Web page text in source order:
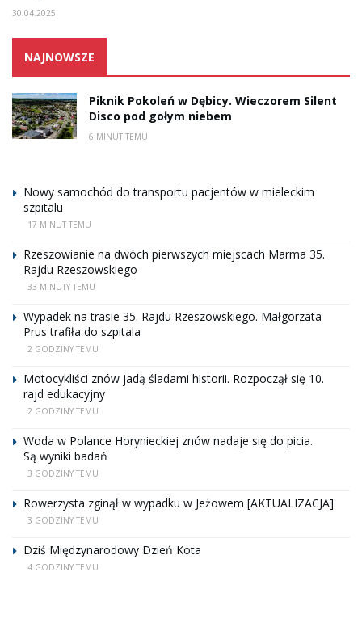
30.04.2025
NAJNOWSZE
Piknik Pokoleń w Dębicy. Wieczorem Silent
Disco pod gołym niebem
6 MINUT TEMU
Nowy samochód do transportu pacjentów w mieleckim
szpitalu
17 MINUT TEMU
Rzeszowianie na dwóch pierwszych miejscach Marma 35.
Rajdu Rzeszowskiego
33 MINUTY TEMU
Wypadek na trasie 35. Rajdu Rzeszowskiego. Małgorzata
Prus trafiła do szpitala
2 GODZINY TEMU
Motocykliści znów jadą śladami historii. Rozpoczął się 10.
rajd edukacyjny
2 GODZINY TEMU
Woda w Polance Horynieckiej znów nadaje się do picia.
Są wyniki badań
3 GODZINY TEMU
Rowerzysta zginął w wypadku w Jeżowem [AKTUALIZACJA]
3 GODZINY TEMU
Dziś Międzynarodowy Dzień Kota
4 GODZINY TEMU